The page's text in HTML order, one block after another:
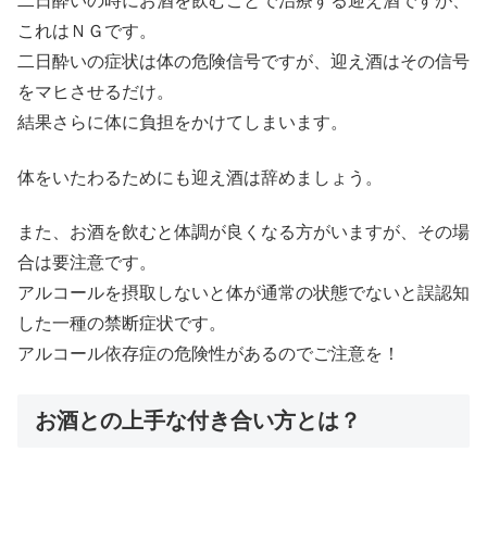
これはＮＧです。
二日酔いの症状は体の危険信号ですが、迎え酒はその信号
をマヒさせるだけ。
結果さらに体に負担をかけてしまいます。
体をいたわるためにも迎え酒は辞めましょう。
また、お酒を飲むと体調が良くなる方がいますが、その場
合は要注意です。
アルコールを摂取しないと体が通常の状態でないと誤認知
した一種の禁断症状です。
アルコール依存症の危険性があるのでご注意を！
お酒との上手な付き合い方とは？